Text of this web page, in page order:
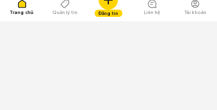
Trang chủ Quản lý tin Đăng tin Liên hệ Tài khoản